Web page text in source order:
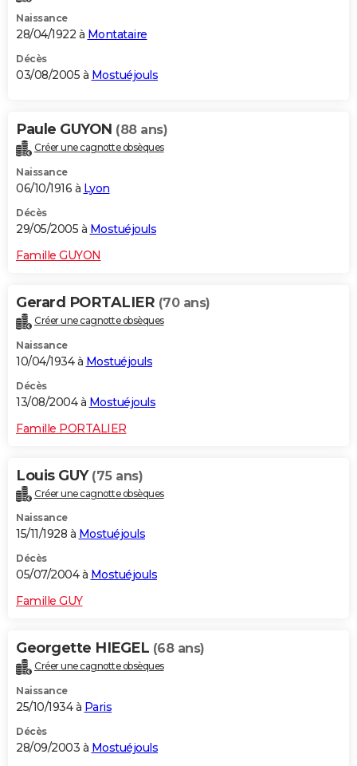
Naissance
28/04/1922 à Montataire
Décès
03/08/2005 à Mostuéjouls
Paule GUYON (88 ans)
Créer une cagnotte obsèques
Naissance
06/10/1916 à Lyon
Décès
29/05/2005 à Mostuéjouls
Famille GUYON
Gerard PORTALIER (70 ans)
Créer une cagnotte obsèques
Naissance
10/04/1934 à Mostuéjouls
Décès
13/08/2004 à Mostuéjouls
Famille PORTALIER
Louis GUY (75 ans)
Créer une cagnotte obsèques
Naissance
15/11/1928 à Mostuéjouls
Décès
05/07/2004 à Mostuéjouls
Famille GUY
Georgette HIEGEL (68 ans)
Créer une cagnotte obsèques
Naissance
25/10/1934 à Paris
Décès
28/09/2003 à Mostuéjouls